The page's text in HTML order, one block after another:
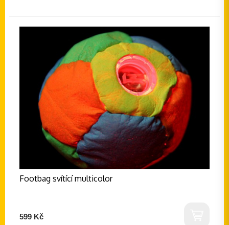
Footbag svítící multicolor
599 Kč